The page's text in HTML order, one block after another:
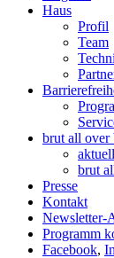
Haus
Profil
Team
brut all over
brut
Presse
Kontakt
Newsletter-
Programm
Facebook,